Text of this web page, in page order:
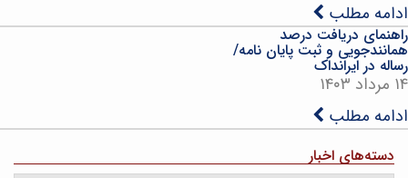
ادامه مطلب
راهنمای دریافت درصد
همانندجویی و ثبت پایان نامه/
رساله در ایرانداک
۱۴ مرداد ۱۴۰۳
ادامه مطلب
دسته‌های اخبار